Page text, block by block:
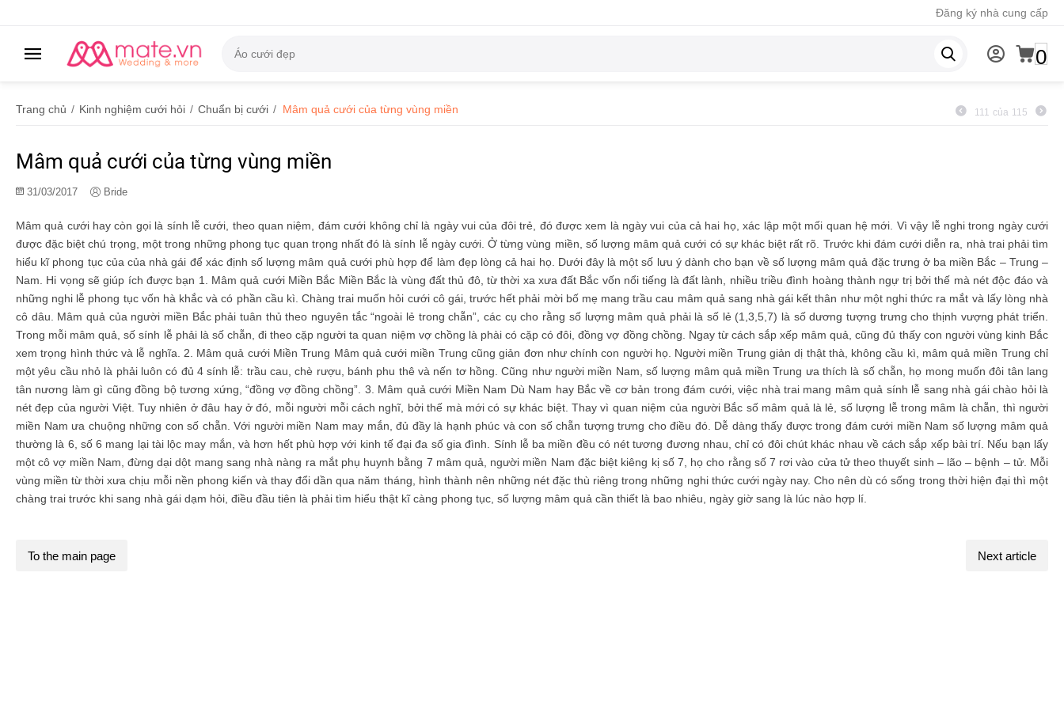
Đăng ký nhà cung cấp
0
Trang chủ / Kinh nghiệm cưới hỏi / Chuẩn bị cưới / Mâm quả cưới của từng vùng miền 111 của 115
Mâm quả cưới của từng vùng miền
31/03/2017 Bride
Mâm quả cưới hay còn gọi là sính lễ cưới, theo quan niệm, đám cưới không chỉ là ngày vui của đôi trẻ, đó được xem là ngày vui của cả hai họ, xác lập một mối quan hệ mới. Vì vậy lễ nghi trong ngày cưới
được đặc biệt chú trọng, một trong những phong tục quan trọng nhất đó là sính lễ ngày cưới. Ở từng vùng miền, số lượng mâm quả cưới có sự khác biệt rất rõ. Trước khi đám cưới diễn ra, nhà trai phải tìm
hiểu kĩ phong tục của của nhà gái để xác định số lượng mâm quả cưới phù hợp để làm đẹp lòng cả hai họ. Dưới đây là một số lưu ý dành cho bạn về số lượng mâm quả đặc trưng ở ba miền Bắc – Trung –
Nam. Hi vọng sẽ giúp ích được bạn 1. Mâm quả cưới Miền Bắc Miền Bắc là vùng đất thủ đô, từ thời xa xưa đất Bắc vốn nổi tiếng là đất lành, nhiều triều đình hoàng thành ngự trị bởi thế mà nét độc đáo và
những nghi lễ phong tục vốn hà khắc và có phần cầu kì. Chàng trai muốn hỏi cưới cô gái, trước hết phải mời bố mẹ mang trầu cau mâm quả sang nhà gái kết thân như một nghi thức ra mắt và lấy lòng nhà
cô dâu. Mâm quả của người miền Bắc phải tuân thủ theo nguyên tắc “ngoài lẻ trong chẵn”, các cụ cho rằng số lượng mâm quả phải là số lẻ (1,3,5,7) là số dương tượng trưng cho thịnh vượng phát triển.
Trong mỗi mâm quả, số sính lễ phải là số chẵn, đi theo cặp người ta quan niệm vợ chồng là phài có cặp có đôi, đồng vợ đồng chồng. Ngay từ cách sắp xếp mâm quả, cũng đủ thấy con người vùng kinh Bắc
xem trọng hình thức và lễ nghĩa. 2. Mâm quả cưới Miền Trung Mâm quả cưới miền Trung cũng giản đơn như chính con người họ. Người miền Trung giản dị thật thà, không cầu kì, mâm quả miền Trung chỉ
một yêu cầu nhỏ là phải luôn có đủ 4 sính lễ: trầu cau, chè rượu, bánh phu thê và nến tơ hồng. Cũng như người miền Nam, số lượng mâm quả miền Trung ưa thích là số chẵn, họ mong muốn đôi tân lang
tân nương làm gì cũng đồng bộ tương xứng, “đồng vợ đồng chồng”. 3. Mâm quả cưới Miền Nam Dù Nam hay Bắc về cơ bản trong đám cưới, việc nhà trai mang mâm quả sính lễ sang nhà gái chào hỏi là
nét đẹp của người Việt. Tuy nhiên ở đâu hay ở đó, mỗi người mỗi cách nghĩ, bởi thế mà mới có sự khác biệt. Thay vì quan niệm của người Bắc số mâm quả là lẻ, số lượng lễ trong mâm là chẵn, thì người
miền Nam ưa chuộng những con số chẵn. Với người miền Nam may mắn, đủ đầy là hạnh phúc và con số chẵn tượng trưng cho điều đó. Dễ dàng thấy được trong đám cưới miền Nam số lượng mâm quả
thường là 6, số 6 mang lại tài lộc may mắn, và hơn hết phù hợp với kinh tế đại đa số gia đình. Sính lễ ba miền đều có nét tương đương nhau, chỉ có đôi chút khác nhau về cách sắp xếp bài trí. Nếu bạn lấy
một cô vợ miền Nam, đừng dại dột mang sang nhà nàng ra mắt phụ huynh bằng 7 mâm quả, người miền Nam đặc biệt kiêng kị số 7, họ cho rằng số 7 rơi vào cửa tử theo thuyết sinh – lão – bệnh – tử. Mỗi
vùng miền từ thời xưa chịu mỗi nền phong kiến và thay đổi dần qua năm tháng, hình thành nên những nét đặc thù riêng trong những nghi thức cưới ngày nay. Cho nên dù có sống trong thời hiện đại thì một
chàng trai trước khi sang nhà gái dạm hỏi, điều đầu tiên là phải tìm hiểu thật kĩ càng phong tục, số lượng mâm quả cần thiết là bao nhiêu, ngày giờ sang là lúc nào hợp lí.
To the main page Next article